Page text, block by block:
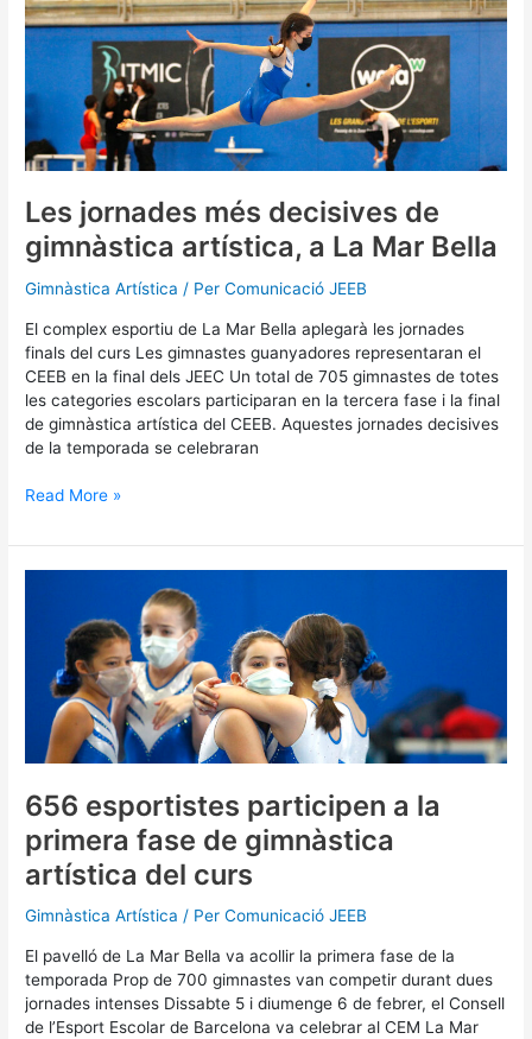
Les jornades més decisives de
gimnàstica artística, a La Mar Bella
Gimnàstica Artística / Per Comunicació JEEB
El complex esportiu de La Mar Bella aplegarà les jornades
finals del curs Les gimnastes guanyadores representaran el
CEEB en la final dels JEEC Un total de 705 gimnastes de totes
les categories escolars participaran en la tercera fase i la final
de gimnàstica artística del CEEB. Aquestes jornades decisives
de la temporada se celebraran
jornades
més
decisives
de
gimnàstica
artística,
a
Mar
Bella
Read More »
656 esportistes participen a la
primera fase de gimnàstica
artística del curs
Gimnàstica Artística / Per Comunicació JEEB
El pavelló de La Mar Bella va acollir la primera fase de la
temporada Prop de 700 gimnastes van competir durant dues
jornades intenses Dissabte 5 i diumenge 6 de febrer, el Consell
de l’Esport Escolar de Barcelona va celebrar al CEM La Mar
participen
primera
fase
artística
del
curs